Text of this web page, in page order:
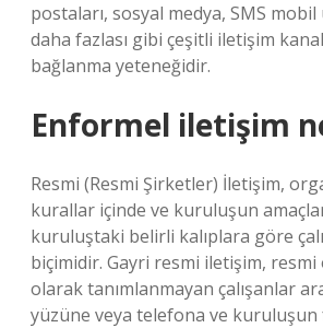
postaları, sosyal medya, SMS
daha fazlası gibi çeşitli iletişim
bağlanma yeteneğidir.
Enformel iletişim
Resmi (Resmi Şirketler) İletişim,
kurallar içinde ve kuruluşun
kuruluştaki belirli kalıplara göre
biçimidir. Gayri resmi iletişim,
olarak tanımlanmayan çalışanlar
yüzüne veya telefona ve kuruluşun